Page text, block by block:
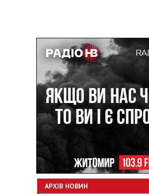
АРХІВ НОВИН